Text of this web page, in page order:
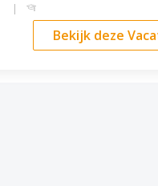
|
Bekijk deze